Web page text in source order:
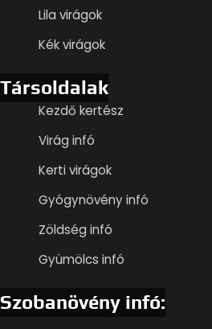
Lila virágok
Kék virágok
Társoldalak
Kezdő kertész
Virág infó
Kerti virágok
Gyógynövény infó
Zöldség infó
Gyümölcs infó
Szobanövény infó: